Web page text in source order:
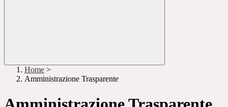
Home >
Amministrazione Trasparente